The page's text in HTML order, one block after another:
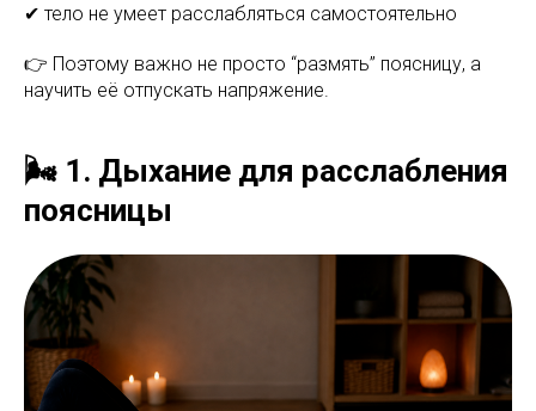
✔ тело не умеет расслабляться самостоятельно
👉 Поэтому важно не просто “размять” поясницу, а
научить её отпускать напряжение.
🌬️ 1. Дыхание для расслабления
поясницы